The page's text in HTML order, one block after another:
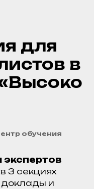
для
в
обучения
экспертов
в 3 секциях
и